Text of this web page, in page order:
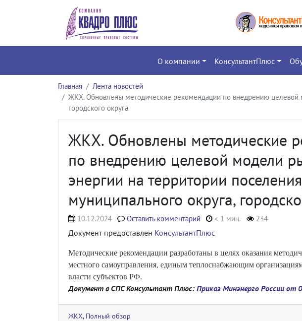
О компании КонсультантПлюс
Главная
Лента новостей
ЖКХ. Обновлены методические рекомендации по внедрению целевой
городского округа
ЖКХ. Обновлены методические
по внедрению целевой модели
энергии на территории
муниципального округа,
10.12.2024 Оставить комментарий < 1 мин. 234
Документ предоставлен КонсультантПлюс
Методические рекомендации разработаны в целях оказания
местного самоуправления, единым теплоснабжающим
власти субъектов РФ.
Документ в СПС Консультант Плюс: Приказ Минэнерго России от
ЖКХ, Полный обзор